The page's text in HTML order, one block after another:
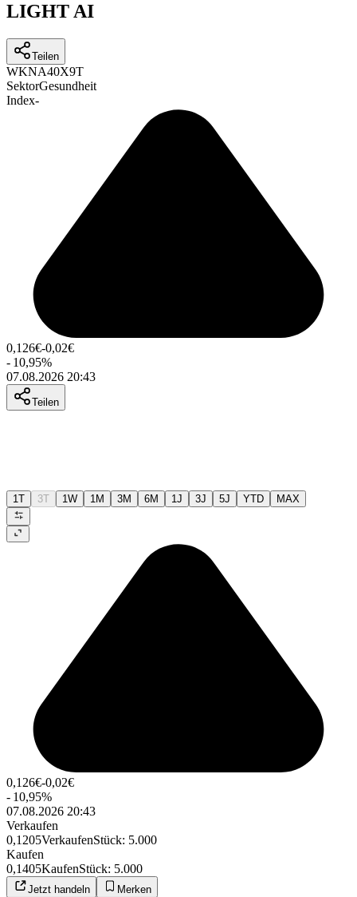
LIGHT AI
Teilen
WKNA40X9T
SektorGesundheit
Index-
0,126€-0,02€
- 10,95%
07.08.2026 20:43
Teilen
1T 3T 1W 1M 3M 6M 1J 3J 5J YTD MAX
0,126€-0,02€
- 10,95%
07.08.2026 20:43
Verkaufen
0,1205VerkaufenStück: 5.000
Kaufen
0,1405KaufenStück: 5.000
Jetzt handeln Merken